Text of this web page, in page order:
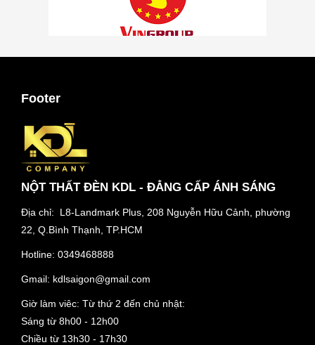
Footer
NỘT THẤT ĐÈN KDL - ĐẲNG CẤP ÁNH SÁNG
Địa chỉ: L8-Landmark Plus, 208 Nguyễn Hữu Cảnh, phường
22, Q.Bình Thạnh, TP.HCM
Hotline: 0349468888
Gmail: kdlsaigon@gmail.com
Giờ làm viêc: Từ thứ 2 đến chủ nhật:
Sáng từ 8h00 - 12h00
Chiều từ 13h30 - 17h30